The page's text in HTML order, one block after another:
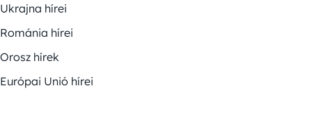
Ukrajna hírei
Románia hírei
Orosz hírek
Európai Unió hírei